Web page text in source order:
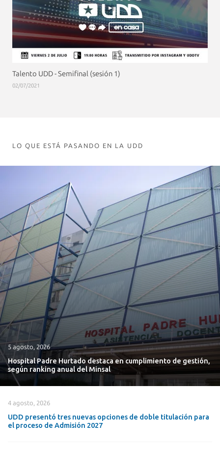
Talento UDD - Semifinal (sesión 1)
02/07/2021
LO QUE ESTÁ PASANDO EN LA UDD
5 agosto, 2026
Hospital Padre Hurtado destaca en cumplimiento de gestión,
según ranking anual del Minsal
4 agosto, 2026
UDD presentó tres nuevas opciones de doble titulación para
el proceso de Admisión 2027